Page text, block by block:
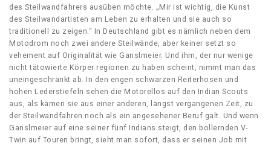
des Steilwandfahrers ausüben möchte. „Mir ist wichtig, die Kunst
des Steilwandartisten am Leben zu erhalten und sie auch so
traditionell zu zeigen.“ In Deutschland gibt es nämlich neben dem
Motodrom noch zwei andere Steilwände, aber keiner setzt so
vehement auf Originalität wie Ganslmeier. Und ihm, der nur wenige
nicht tätowierte Körper regionen zu haben scheint, nimmt man das
uneingeschränkt ab. In den engen schwarzen Reiterhosen und
hohen Lederstiefeln sehen die Motorellos auf den Indian Scouts
aus, als kämen sie aus einer anderen, längst vergangenen Zeit, zu
der Steilwandfahren noch als ein angesehener Beruf galt. Und wenn
Ganslmeier auf eine seiner fünf Indians steigt, den bollernden V-
Twin auf Touren bringt, sieht man sofort, dass er seinen Job mit